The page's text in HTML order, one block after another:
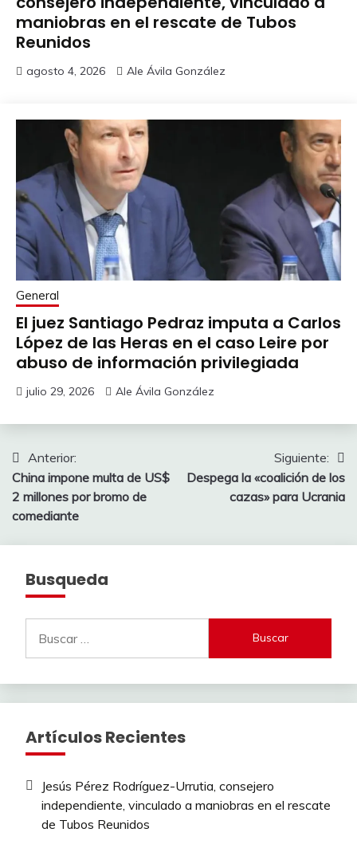
maniobras en el rescate de Tubos
Reunidos
agosto 4, 2026 Ale Ávila González
General
El juez Santiago Pedraz imputa a Carlos
López de las Heras en el caso Leire por
abuso de información privilegiada
julio 29, 2026 Ale Ávila González
Navegación
de
entradas
Anterior:
China impone multa de US$
2 millones por bromo de
comediante
Siguiente:
Despega la «coalición de los
cazas» para Ucrania
Busqueda
Artículos Recientes
Jesús Pérez Rodríguez-Urrutia, consejero
independiente, vinculado a maniobras en el rescate
de Tubos Reunidos